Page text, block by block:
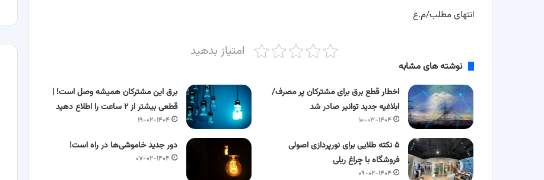
انتهای مطلب/م.ع
امتیاز بدهید
نوشته های مشابه
اخطار قطع برق برای مشترکان پر مصرف/
ابلاغیه جدید توانیر صادر شد
۱۰-۰۳-۱۴۰۴
برق این مشترکان همیشه وصل است! |
قطعی بیشتر از ۲ ساعت را اطلاع دهید
۱۹-۰۲-۱۴۰۴
۵ نکته طلایی برای نورپردازی اصولی
فروشگاه با چراغ ریلی
۰۹-۰۲-۱۴۰۴
دور جدید خاموشی‌ها در راه است!
۰۷-۰۲-۱۴۰۴